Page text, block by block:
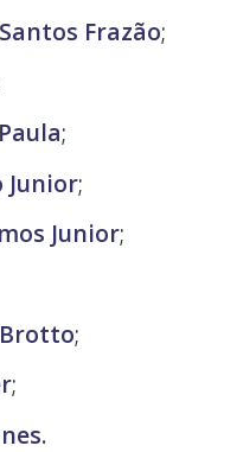
Frazão;
;
Junior;
Junior;
Brotto;
;
.